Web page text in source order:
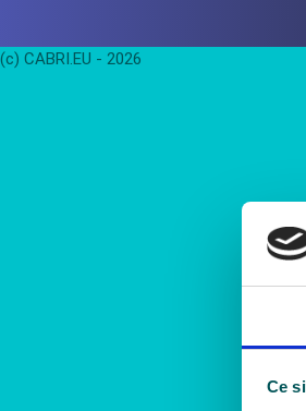
Ce
(c) CABRI.EU - 2026